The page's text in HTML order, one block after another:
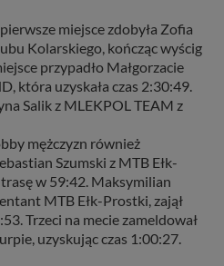
miejsce zdobyła Zofia
Kolarskiego, kończąc wyścig
przypadło Małgorzacie
która uzyskała czas 2:30:49.
Salik z MLEKPOL TEAM z
mężczyzn również
Szumski z MTB Ełk-
w 59:42. Maksymilian
MTB Ełk-Prostki, zajął
Trzeci na mecie zameldował
uzyskując czas 1:00:27.